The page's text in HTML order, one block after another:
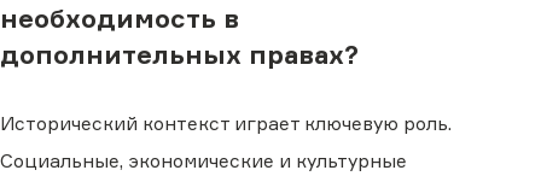
необходимость в
дополнительных правах?
Исторический контекст играет ключевую роль.
Социальные, экономические и культурные